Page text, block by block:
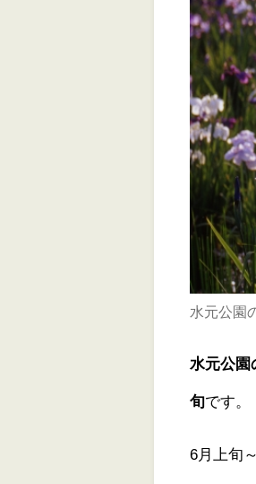
水元公園
水元公園
旬です。
6月上旬